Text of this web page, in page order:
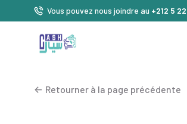
Vous pouvez nous joindre au +212 5
<- Retourner à la page précédente